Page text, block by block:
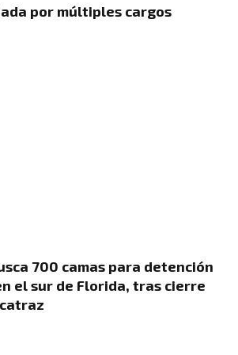
por múltiples cargos
700 camas para detención
el sur de Florida, tras cierre